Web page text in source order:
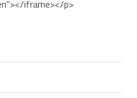
iframe></p>